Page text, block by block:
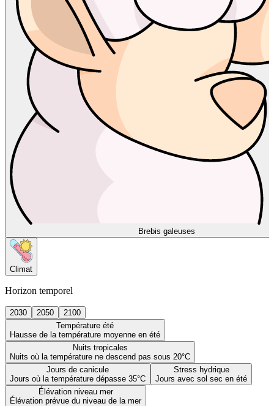
Brebis galeuses
Climat
Horizon temporel
2030 2050
2100
Température été
Hausse de la température moyenne en été
Nuits tropicales
Nuits où la température ne descend pas sous 20°C
Jours de canicule
Jours où la température dépasse 35°C
Stress hydrique
Jours avec sol sec en été
Élévation niveau mer
Élévation prévue du niveau de la mer